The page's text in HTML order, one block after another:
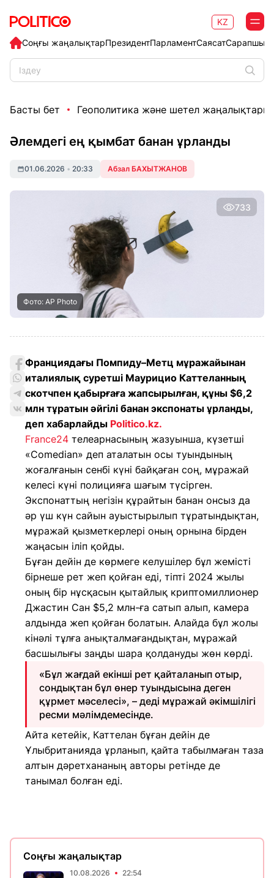
Соңғы жаңалықтарПрезидентПарламентСаясат
KZ
Басты бет Геополитика және шетел жаңалықтары
Әлемдегі ең қымбат банан ұрланды
01.06.2026 • 20:33 Абзал БАХЫТЖАНОВ
733
Фото: AP Photo
Франциядағы Помпиду–Метц мұражайынан
италиялық суретші Маурицио Каттеланның
скотчпен қабырғаға жапсырылған, құны $6,2
млн тұратын әйгілі банан экспонаты ұрланды,
деп хабарлайды Politico.kz.
France24 телеарнасының жазуынша, күзетші
«Comedian» деп аталатын осы туындының
жоғалғанын сенбі күні байқаған соң, мұражай
келесі күні полицияға шағым түсірген.
Экспонаттың негізін құрайтын банан онсыз да
әр үш күн сайын ауыстырылып тұратындықтан,
мұражай қызметкерлері оның орнына бірден
жаңасын іліп қойды.
Бұған дейін де көрмеге келушілер бұл жемісті
бірнеше рет жеп қойған еді, тіпті 2024 жылы
оның бір нұсқасын қытайлық криптомиллионер
Джастин Сан $5,2 млн-ға сатып алып, камера
алдында жеп қойған болатын. Алайда бұл жолы
кінәлі тұлға анықталмағандықтан, мұражай
басшылығы заңды шара қолдануды жөн көрді.
«Бұл жағдай екінші рет қайталанып отыр,
сондықтан бұл өнер туындысына деген
құрмет мәселесі», – деді мұражай әкімшілігі
ресми мәлімдемесінде.
Айта кетейік, Каттелан бұған дейін де
Ұлыбританияда ұрланып, қайта табылмаған таза
алтын дәретхананың авторы ретінде де
танымал болған еді.
Соңғы жаңалықтар
10.08.2026 22:54